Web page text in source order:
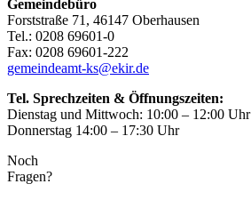
Gemeindebüro
Forststraße 71, 46147 Oberhausen
Tel.: 0208 69601-0
Fax: 0208 69601-222
gemeindeamt-ks@ekir.de
Tel. Sprechzeiten & Öffnungszeiten:
Dienstag und Mittwoch: 10:00 – 12:00 Uhr
Donnerstag 14:00 – 17:30 Uhr
Noch
Fragen?